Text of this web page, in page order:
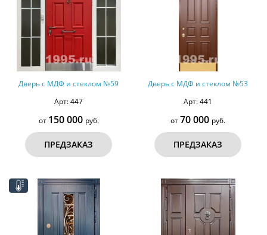
Дверь с МДФ и стеклом №59
Арт: 447
от 150 000 руб.
ПРЕДЗАКАЗ
Дверь с МДФ и стеклом №53
Арт: 441
от70 000 руб.
ПРЕДЗАКАЗ